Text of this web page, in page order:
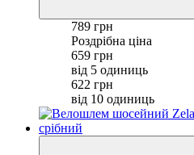
789 грн
Роздрібна ціна
659 грн
від 5 одиниць
622 грн
від 10 одиниць